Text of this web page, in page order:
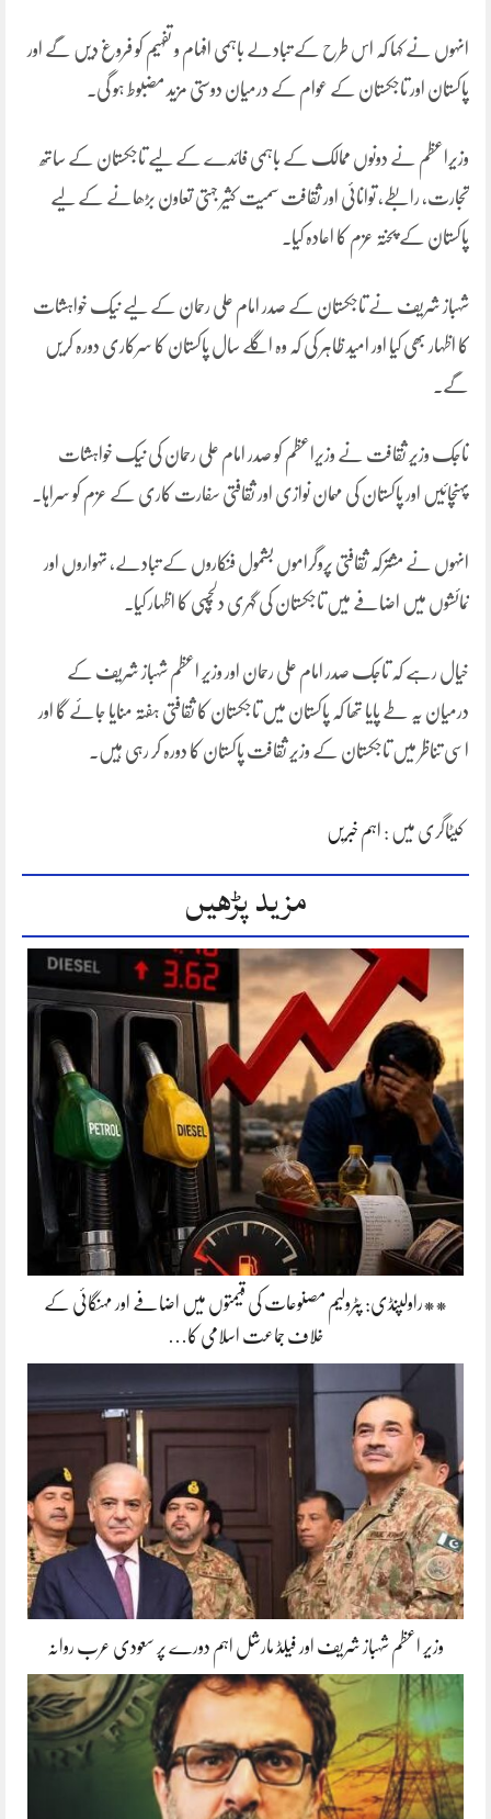
انہوں نے کہا کہ اس طرح کے تبادلے باہمی افہام و تفہیم کو فروغ دیں گے اور
پاکستان اور تاجکستان کے عوام کے درمیان دوستی مزید مضبوط ہو گی۔
وزیراعظم نے دونوں ممالک کے باہمی فائدے کے لیے تاجکستان کے ساتھ
تجارت، رابطے، توانائی اور ثقافت سمیت کثیر جہتی تعاون بڑھانے کے لیے
پاکستان کے پختہ عزم کا اعادہ کیا۔
شہباز شریف نے تاجکستان کے صدر امام علی رحمان کے لیے نیک خواہشات
کا اظہار بھی کیا اور امید ظاہر کی کہ وہ اگلے سال پاکستان کا سرکاری دورہ کریں
گے۔
تاجک وزیر ثقافت نے وزیراعظم کو صدر امام علی رحمان کی نیک خواہشات
پہنچائیں اور پاکستان کی مہمان نوازی اور ثقافتی سفارت کاری کے عزم کو سراہا۔
انہوں نے مشترکہ ثقافتی پروگراموں بشمول فنکاروں کے تبادلے، تہواروں اور
نمائشوں میں اضافے میں تاجکستان کی گہری دلچسپی کا اظہار کیا۔
خیال رہے کہ تاجک صدر امام علی رحمان اور وزیر اعظم شہباز شریف کے
درمیان یہ طے پایا تھا کہ پاکستان میں تاجکستان کا ثقافتی ہفتہ منایا جائے گا اور
اسی تناظر میں تاجکستان کے وزیر ثقافت پاکستان کا دورہ کر رہی ہیں۔
کیٹاگری میں : اہم خبریں
مزید پڑھیں
**راولپنڈی: پٹرولیم مصنوعات کی قیمتوں میں اضافے اور مہنگائی کے
خلاف جماعت اسلامی کا…
وزیر اعظم شہباز شریف اور فیلڈ مارشل اہم دورے پر سعودی عرب روانہ